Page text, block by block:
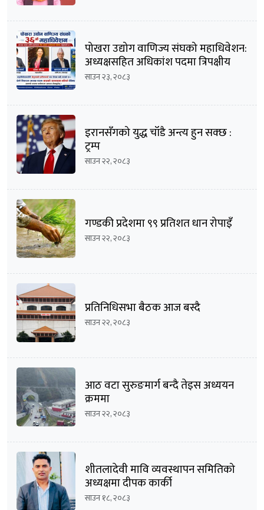
पोखरा उद्योग वाणिज्य संघको महाधिवेशन:
अध्यक्षसहित अधिकांश पदमा त्रिपक्षीय
भिडन्तको सम्भावना
साउन २३, २०८३
इरानसँगको युद्ध चाँडै अन्त्य हुन सक्छ :
ट्रम्प
साउन २२, २०८३
गण्डकी प्रदेशमा ९९ प्रतिशत धान रोपाइँ
साउन २२, २०८३
प्रतिनिधिसभा बैठक आज बस्दै
साउन २२, २०८३
आठ वटा सुरुङमार्ग बन्दै तेइस अध्ययन
क्रममा
साउन २२, २०८३
शीतलादेवी मावि व्यवस्थापन समितिको
अध्यक्षमा दीपक कार्की
साउन १८, २०८३